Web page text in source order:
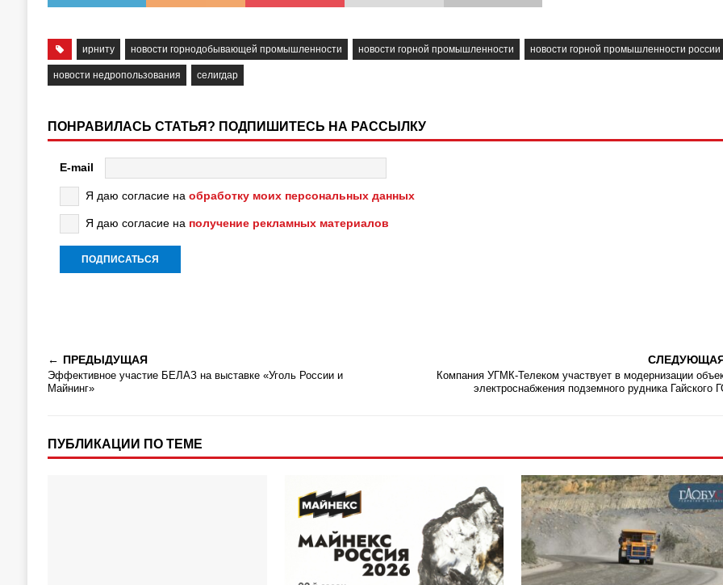
ирниту новости горнодобывающей промышленности новости горной промышленности новости горной промышленности россии
новости недропользования селигдар
ПОНРАВИЛАСЬ СТАТЬЯ? ПОДПИШИТЕСЬ НА РАССЫЛКУ
E-mail
Я даю согласие на обработку моих персональных данных
Я даю согласие на получение рекламных материалов
ПРЕДЫДУЩАЯ
Эффективное участие БЕЛАЗ на выставке «Уголь России и
Майнинг»
Компания УГМК-Телеком участвует в модернизации
электроснабжения подземного рудника Гайского
ПУБЛИКАЦИИ ПО ТЕМЕ